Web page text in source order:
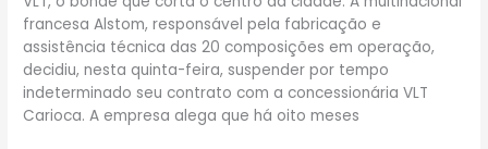
francesa Alstom, responsável pela fabricação e
assistência técnica das 20 composições em operação,
decidiu, nesta quinta-feira, suspender por tempo
indeterminado seu contrato com a concessionária VLT
Carioca. A empresa alega que há oito meses